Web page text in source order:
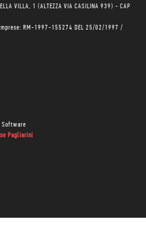
VILLA, 1 (ALTEZZA VIA CASILINA 939) - CAP
RM-1997-155274 DEL 25/02/1997 /
Software
Pagliarini